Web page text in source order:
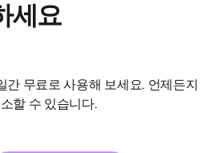
세요
간 무료로 사용해 보세요. 언제든지
할 수 있습니다.